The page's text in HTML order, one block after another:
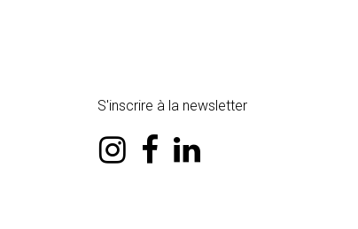
S'inscrire à la newsletter
instagram
facebook
linkedin